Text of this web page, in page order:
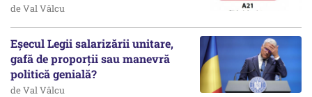
de Val Vâlcu
Eșecul Legii salarizării unitare,
gafă de proporții sau manevră
politică genială?
de Val Vâlcu